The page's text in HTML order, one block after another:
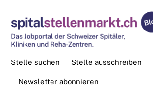
Stelle ausschreiben
Stelle suchen
Newsletter abonnieren